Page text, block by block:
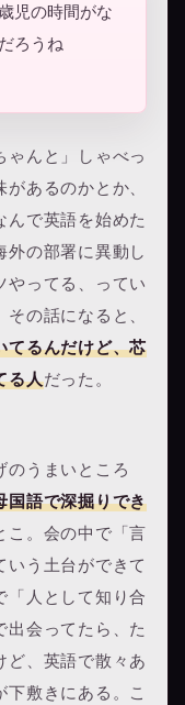
児の時間がな
ろうね
ゃんと」しゃべっ
あるのかとか、
んで英語を始めた
外の部署に異動し
やってる、ってい
の話になると、
てるんだけど、芯
る人だった。
のうまいところ
国語で深掘りでき
こ。会の中で「言
いう土台ができて
「人として知り合
出会ってたら、た
ど、英語で散々あ
敷きにある。こ